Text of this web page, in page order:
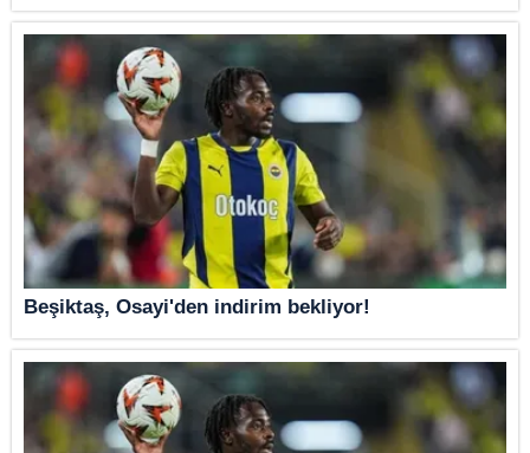
Beşiktaş, Osayi'den indirim bekliyor!